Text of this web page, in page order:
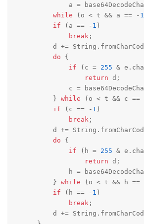
a =
while (o < t && a == - 1
if (a == - 1 )
break;
d +=
do {
if (c = 255 &
return d;
c =
        }
while (o < t && c ==
if (c == - 1 )
break;
d +=
do {
if (h = 255 &
return d;
h =
        }
while (o < t && h ==
if (h == - 1 )
break;
d +=